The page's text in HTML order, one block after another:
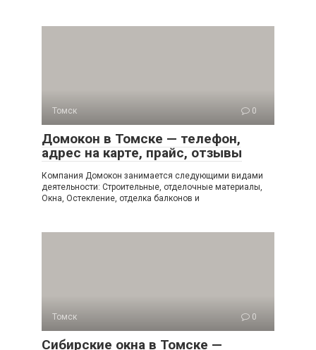
Томск 0
Домокон в Томске — телефон,
адрес на карте, прайс, отзывы
Компания Домокон занимается следующими видами
деятельности: Строительные, отделочные материалы,
Окна, Остекление, отделка балконов и
Томск 0
Сибирские окна в Томске —